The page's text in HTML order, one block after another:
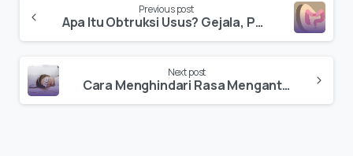
Previous post
Apa Itu Obtruksi Usus? Gejala, Penyebab, dan Penanganannya
Next post
Cara Menghindari Rasa Mengantuk di Siang Hari Selama Puasa